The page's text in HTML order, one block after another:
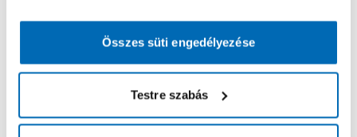
Összes süti engedélyezése
Testre szabás